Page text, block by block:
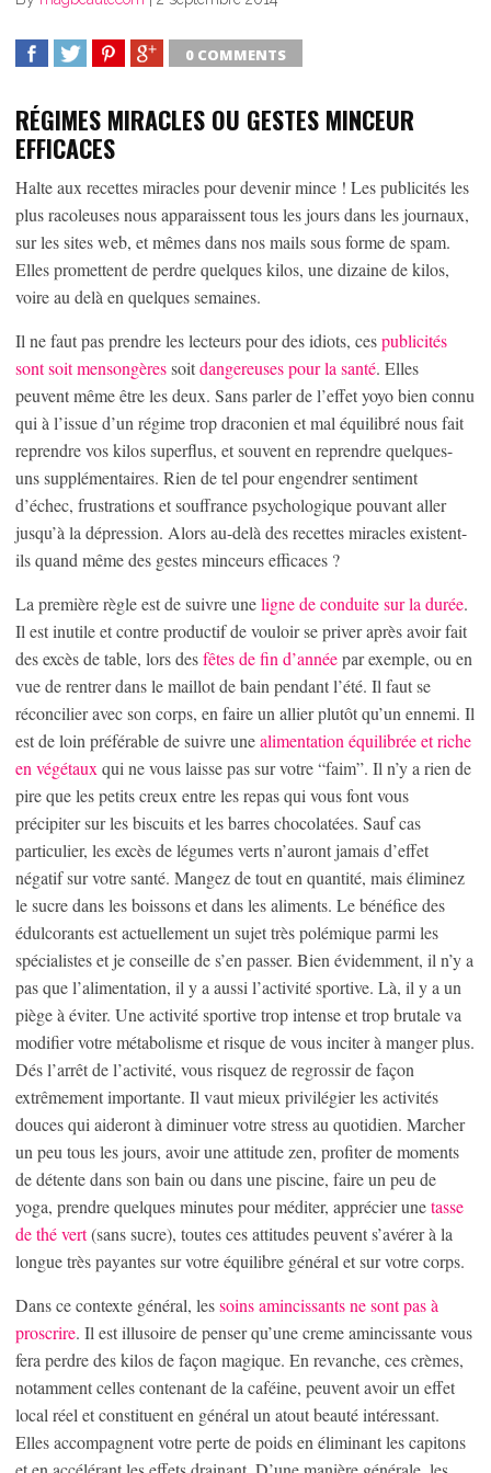
0 COMMENTS
RÉGIMES MIRACLES OU GESTES MINCEUR
EFFICACES
Halte aux recettes miracles pour devenir mince ! Les publicités les
plus racoleuses nous apparaissent tous les jours dans les journaux,
sur les sites web, et mêmes dans nos mails sous forme de spam.
Elles promettent de perdre quelques kilos, une dizaine de kilos,
voire au delà en quelques semaines.
Il ne faut pas prendre les lecteurs pour des idiots, cespublicités
sont soit mensongèressoitdangereuses pour la santé. Elles
peuvent même être les deux. Sans parler de l’effet yoyo bien connu
qui à l’issue d’un régime trop draconien et mal équilibré nous fait
reprendre vos kilos superflus, et souvent en reprendre quelques-
uns supplémentaires. Rien de tel pour engendrer sentiment
d’échec, frustrations et souffrance psychologique pouvant aller
jusqu’à la dépression. Alors au-delà des recettes miracles existent-
ils quand même des gestes minceurs efficaces ?
La première règle est de suivre uneligne de conduite sur la durée.
Il est inutile et contre productif de vouloir se priver après avoir fait
des excès de table, lors desfêtes de fin d’annéepar exemple, ou en
vue de rentrer dans le maillot de bain pendant l’été. Il faut se
réconcilier avec son corps, en faire un allier plutôt qu’un ennemi. Il
est de loin préférable de suivre unealimentation équilibrée et riche
en végétaux qui ne vous laisse pas sur votre “faim”. Il n’y a rien de
pire que les petits creux entre les repas qui vous font vous
précipiter sur les biscuits et les barres chocolatées. Sauf cas
particulier, les excès de légumes verts n’auront jamais d’effet
négatif sur votre santé. Mangez de tout en quantité, mais éliminez
le sucre dans les boissons et dans les aliments. Le bénéfice des
édulcorants est actuellement un sujet très polémique parmi les
spécialistes et je conseille de s’en passer. Bien évidemment, il n’y a
pas que l’alimentation, il y a aussi l’activité sportive. Là, il y a un
piège à éviter. Une activité sportive trop intense et trop brutale va
modifier votre métabolisme et risque de vous inciter à manger plus.
Dés l’arrêt de l’activité, vous risquez de regrossir de façon
extrêmement importante. Il vaut mieux privilégier les activités
douces qui aideront à diminuer votre stress au quotidien. Marcher
un peu tous les jours, avoir une attitude zen, profiter de moments
de détente dans son bain ou dans une piscine, faire un peu de
yoga, prendre quelques minutes pour méditer, apprécier unetasse
de thé vert(sans sucre), toutes ces attitudes peuvent s’avérer à la
longue très payantes sur votre équilibre général et sur votre corps.
Dans ce contexte général, lessoins amincissants ne sont pas à
proscrire. Il est illusoire de penser qu’une creme amincissante vous
fera perdre des kilos de façon magique. En revanche, ces crèmes,
notamment celles contenant de la caféine, peuvent avoir un effet
local réel et constituent en général un atout beauté intéressant.
Elles accompagnent votre perte de poids en éliminant les capitons